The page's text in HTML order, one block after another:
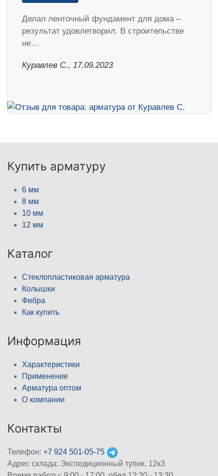
Делал ленточный фундамент для дома –
результат удовлетворил. В строительстве
не…
Куравлев С., 17.09.2023
Купить арматуру
6 мм
8 мм
10 мм
12 мм
Каталог
Стеклопластиковая арматура
Колышки
Фибра
Как купить
Информация
Характеристики
Применение
Арматура оптом
О компании
Контакты
Телефон: +7 924 501-05-75
Адрес склада: Экспедиционный тупик, 12к3